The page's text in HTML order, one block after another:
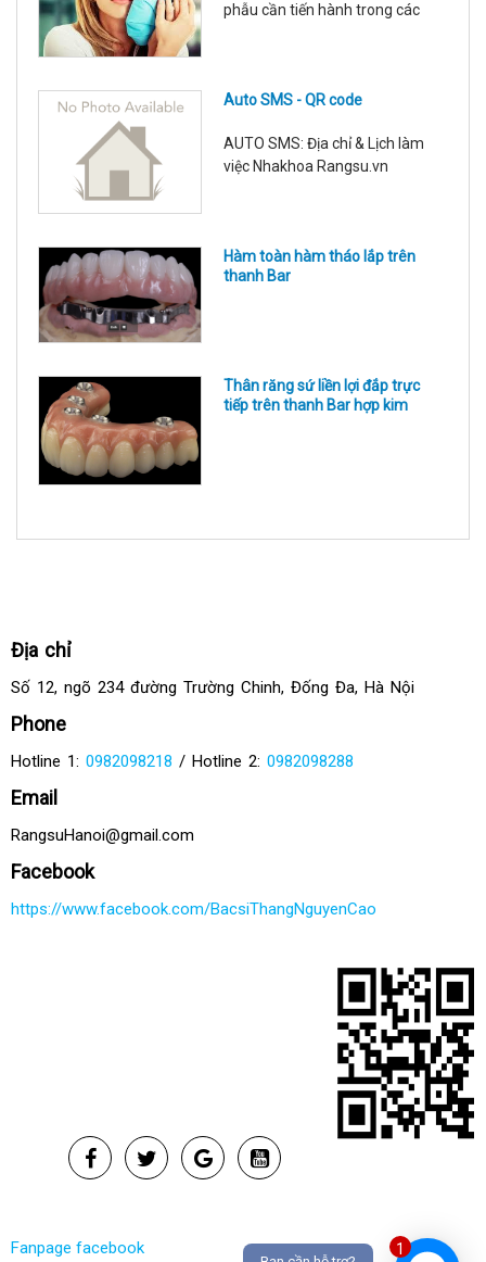
hướng dẫn của nhân viên y tế, sử
phẫu cần tiến hành trong các
thừa, nhổ răng kẹ, lạc chỗ, tháo
hình viền lợi, cắt phanh môi, bắt
và tháo vít neo chặn, thay các
Auto SMS - QR code
AUTO SMS: Địa chỉ & Lịch làm
việc Nhakhoa Rangsu.vn
Hàm toàn hàm tháo lắp trên
thanh Bar
Thân răng sứ liền lợi đắp trực
tiếp trên thanh Bar hợp kim
Địa chỉ
Số 12, ngõ 234 đường Trường Chinh, Đống Đa, Hà Nội
Phone
Hotline 1: 0982098218 / Hotline 2: 0982098288
Email
RangsuHanoi@gmail.com
Facebook
https://www.facebook.com/BacsiThangNguyenCao
Fanpage facebook 1